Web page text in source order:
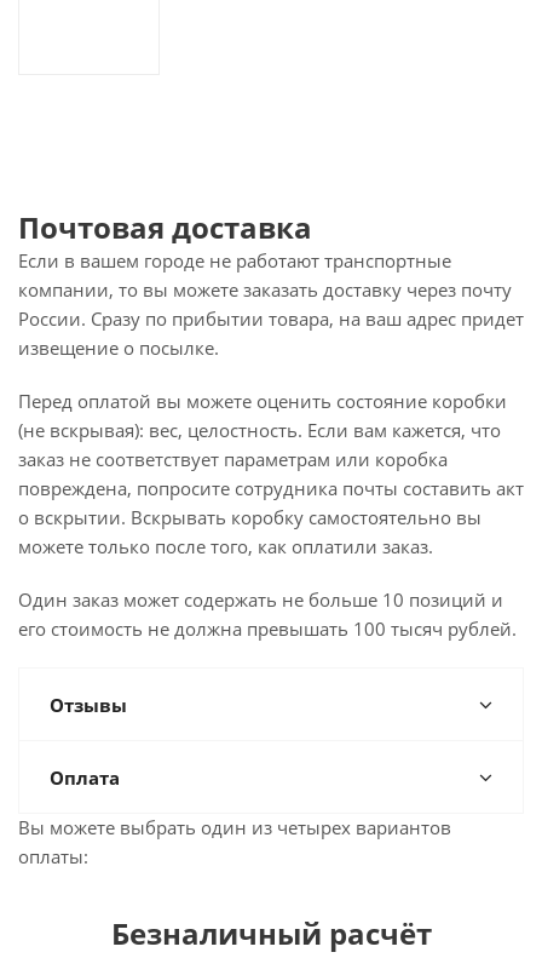
Почтовая доставка
Если в вашем городе не работают транспортные
компании, то вы можете заказать доставку через почту
России. Сразу по прибытии товара, на ваш адрес придет
извещение о посылке.
Перед оплатой вы можете оценить состояние коробки
(не вскрывая): вес, целостность. Если вам кажется, что
заказ не соответствует параметрам или коробка
повреждена, попросите сотрудника почты составить акт
о вскрытии. Вскрывать коробку самостоятельно вы
можете только после того, как оплатили заказ.
Один заказ может содержать не больше 10 позиций и
его стоимость не должна превышать 100 тысяч рублей.
Отзывы
Оплата
Вы можете выбрать один из четырех вариантов
оплаты:
Безналичный расчёт